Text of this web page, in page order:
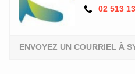
02 513
ENVOYEZ UN COURRIEL À